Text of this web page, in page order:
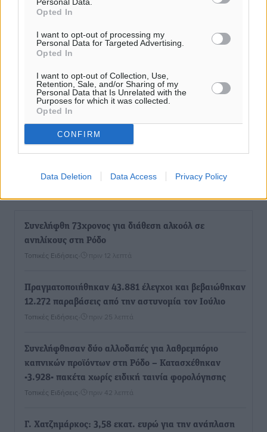
Opted In
I want to opt-out of processing my
Personal Data for Targeted Advertising.
Opted In
I want to opt-out of Collection, Use,
Retention, Sale, and/or Sharing of my
Personal Data that Is Unrelated with the
Purposes for which it was collected.
Opted In
CONFIRM
Data Deletion Data Access Privacy Policy
Συνελήφθη 73χρονος για διάθεση αλκοόλ σε
ανηλίκους στη Ρόδο
Τοπικές Ειδήσεις πριν 12 λεπτά
Πραγματοποιήθηκαν 43.881 έλεγχοι και βεβαιώθηκαν
12.272 παραβάσεις από την αστυνομία τον Ιούλιο
Τοπικές Ειδήσεις πριν 25 λεπτά
Συνελήφθησαν δύο αλλοδαπές για λαθρεμπόριο
καπνικών προϊόντων στη Ρόδο – Κατασχέθηκαν
-3.928- πακέτα χωρίς ειδική ταινία φορολόγησης
Τοπικές Ειδήσεις πριν 42 λεπτά
Γ. Χατζημάρκος: 3,58 εκατ. ευρώ για την ανάπλαση